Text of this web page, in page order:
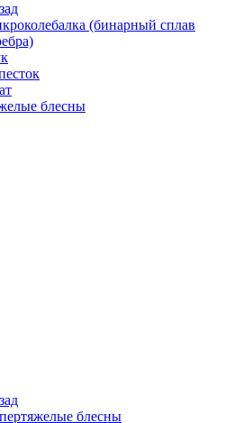
(бинарный сплав
блесны
блесны